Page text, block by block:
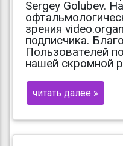
Sergey Golubev.
зрения
подписчика.
Пользователей
нашей скромной
читать далее »